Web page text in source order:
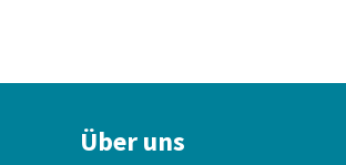
Über uns